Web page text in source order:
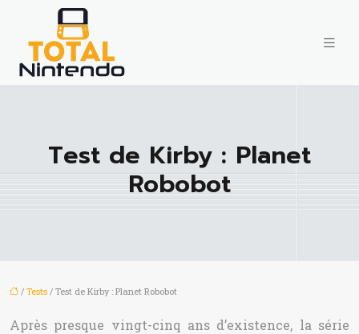
Test de Kirby : Planet
Robobot
/ Tests / Test de Kirby : Planet Robobot
Après presque vingt-cinq ans d’existence, la série